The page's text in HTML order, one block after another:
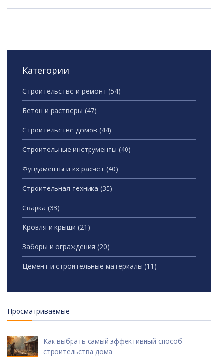
Категории
Строительство и ремонт (54)
Бетон и растворы (47)
Строительство домов (44)
Строительные инструменты (40)
Фундаменты и их расчет (40)
Строительная техника (35)
Сварка (33)
Кровля и крыши (21)
Заборы и ограждения (20)
Цемент и строительные материалы (11)
Просматриваемые
Как выбрать самый эффективный способ
строительства дома